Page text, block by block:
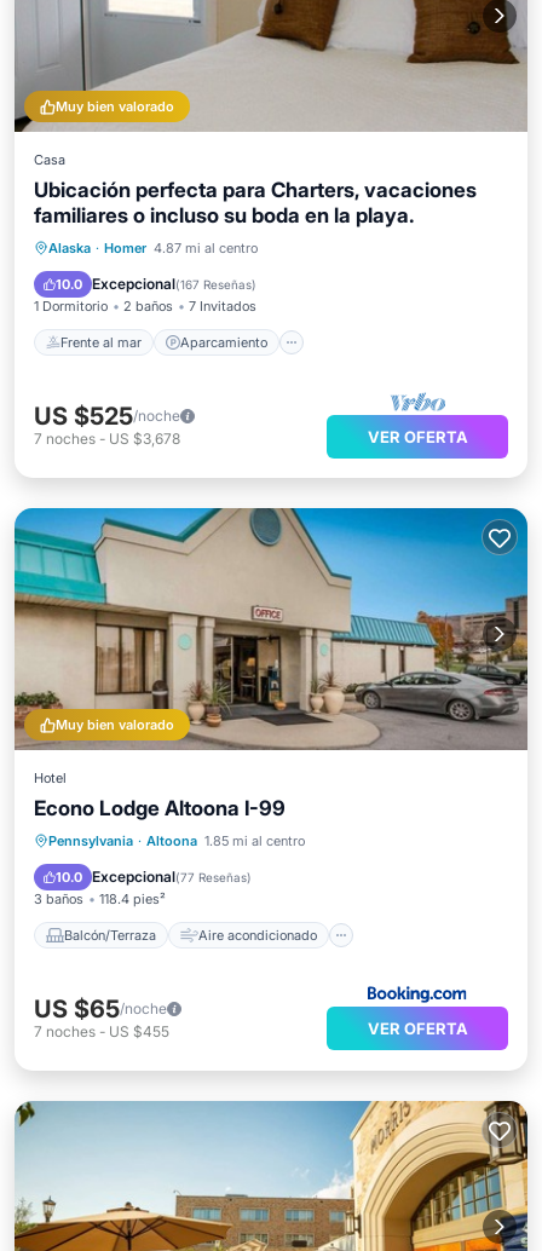
Muy bien valorado
Casa
Ubicación perfecta para Charters, vacaciones
familiares o incluso su boda en la playa.
Alaska · Homer 4.87 mi al centro
10.0 Excepcional(167 Reseñas)
1 Dormitorio 2 baños 7 Invitados
Frente al mar Aparcamiento
Frente al mar
Aparcamiento
Vista al mar
Balcón/Terraza
US $525/noche
7 noches - US $3,678 VER OFERTA
Muy bien valorado
Hotel
Econo Lodge Altoona I-99
Pennsylvania · Altoona 1.85 mi al centro
10.0 Excepcional(77 Reseñas)
3 baños 118.4 pies²
Balcón/Terraza Aire acondicionado
Balcón/Terraza
Aire acondicionado
Internet
Apto para niños
US $65/noche
7 noches - US $455 VER OFERTA